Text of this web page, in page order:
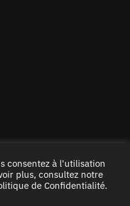
– Tous droits réservés
consentez à l'utilisation
plus, consultez notre
de Confidentialité.